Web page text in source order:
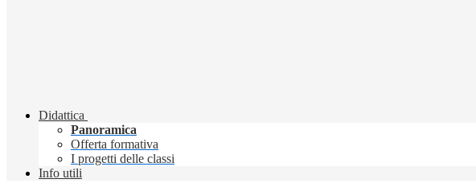
Didattica
Panoramica
Offerta formativa
I progetti delle classi
Info utili